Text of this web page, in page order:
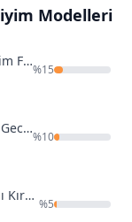
Modelleri
Bella Notte Lacivert Asimetrik Kesim Fırfırlı Gecelik 15620
%15
Transparan Dantelli Uzun Fantazi Gecelik Venlisa V2500
%10
Sırt Dekolteli Dantel Gecelik Takımı Kırmızı Merry See 2215-Kırmızı
%5